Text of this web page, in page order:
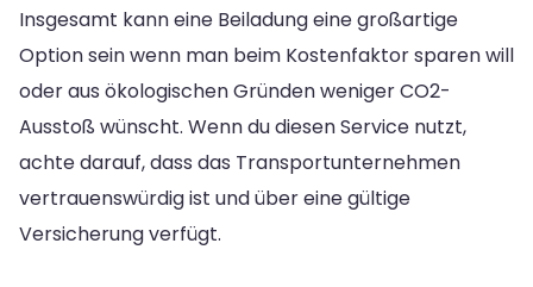
Insgesamt kann eine Beiladung eine großartige
Option sein wenn man beim Kostenfaktor sparen will
oder aus ökologischen Gründen weniger CO2-
Ausstoß wünscht. Wenn du diesen Service nutzt,
achte darauf, dass das Transportunternehmen
vertrauenswürdig ist und über eine gültige
Versicherung verfügt.